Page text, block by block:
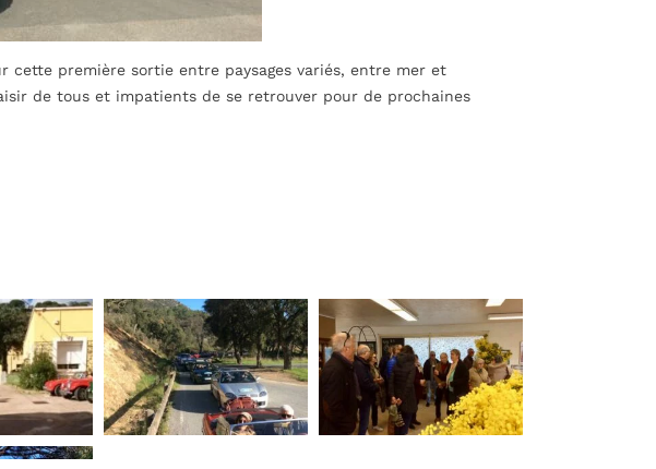
cette première sortie entre paysages variés, entre mer et
de tous et impatients de se retrouver pour de prochaines